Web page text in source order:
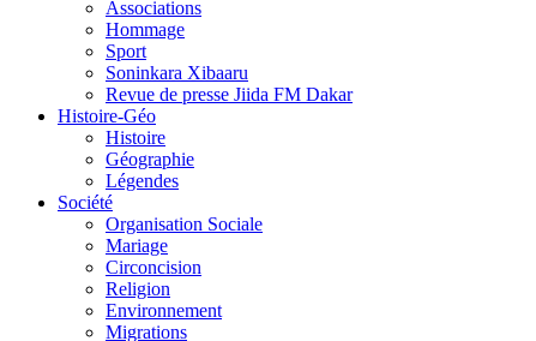
Associations
Hommage
Sport
Soninkara Xibaaru
Revue de presse Jiida FM Dakar
Histoire-Géo
Histoire
Géographie
Légendes
Société
Organisation Sociale
Mariage
Circoncision
Religion
Environnement
Migrations